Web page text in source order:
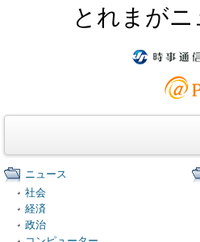
とれまが
ニュース
社会
経済
政治